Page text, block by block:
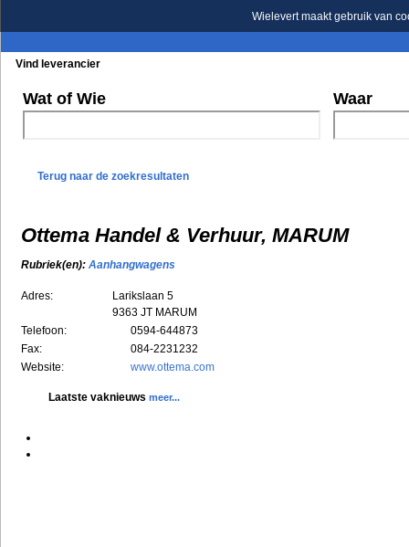
Wielevert maakt gebruik van
Vind leverancier
Wat of Wie Waar
Terug naar de zoekresultaten
Ottema Handel & Verhuur, MARUM
Rubriek(en): Aanhangwagens
Adres:
Larikslaan 5
9363 JT MARUM
Telefoon:
0594-644873
Fax:
084-2231232
Website:
www.ottema.com
Laatste vaknieuws meer...